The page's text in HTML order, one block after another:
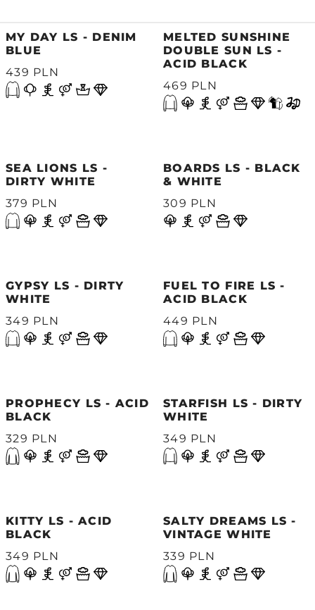
MY DAY LS - DENIM
BLUE
439 PLN
MELTED SUNSHINE
DOUBLE SUN LS -
ACID BLACK
469 PLN
SEA LIONS LS -
DIRTY WHITE
379 PLN
BOARDS LS - BLACK
& WHITE
309 PLN
GYPSY LS - DIRTY
WHITE
349 PLN
FUEL TO FIRE LS -
ACID BLACK
449 PLN
PROPHECY LS - ACID
BLACK
329 PLN
STARFISH LS - DIRTY
WHITE
349 PLN
KITTY LS - ACID
BLACK
349 PLN
SALTY DREAMS LS -
VINTAGE WHITE
339 PLN